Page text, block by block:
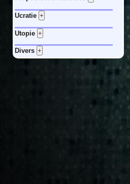
Ucratie
Utopie
Divers